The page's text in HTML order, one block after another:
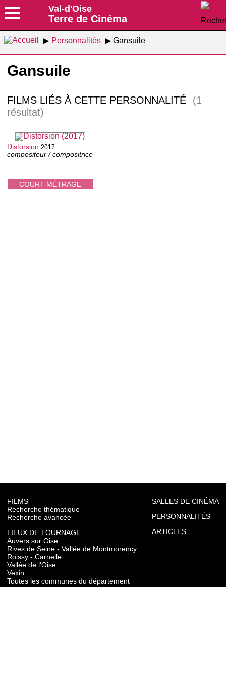
Val-d'Oise
Terre de Cinéma
Personnalités Gansuile
Gansuile
FILMS LIÉS À CETTE PERSONNALITÉ
(1
résultat)
COURT-MÉTRAGE
Distorsion 2017
compositeur / compositrice
FILMS
Recherche thématique
Recherche avancée
LIEUX DE TOURNAGE
Auvers sur Oise
Rives de Seine - Vallée de Montmorency
Roissy - Carnelle
Vallée de l'Oise
Vexin
Toutes les communes du département
SALLES DE CINÉMA
PERSONNALITÉS
ARTICLES